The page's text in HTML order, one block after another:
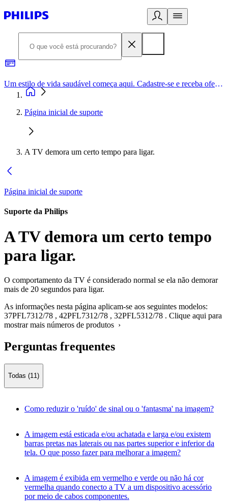
Um estilo de vida saudável começa aqui. Cadastre-se e receba ofertas exclusivas.
Página inicial de suporte
A TV demora um certo tempo para ligar.
Página inicial de suporte
Suporte da Philips
A TV demora um certo tempo
para ligar.
O comportamento da TV é considerado normal se ela não demorar
mais de 20 segundos para ligar.
As informações nesta página aplicam-se aos seguintes modelos:
37PFL7312/78 , 42PFL7312/78 , 32PFL5312/78 . Clique aqui para
mostrar mais números de produtos ›
Perguntas frequentes
Todas (11)
Como reduzir o 'ruído' de sinal ou o 'fantasma' na imagem?
A imagem está esticada e/ou achatada e larga e/ou existem
barras pretas nas laterais ou nas partes superior e inferior da
tela. O que posso fazer para melhorar a imagem?
A imagem é exibida em vermelho e verde ou não há cor
vermelha quando conecto a TV a um dispositivo acessório
por meio de cabos componentes.